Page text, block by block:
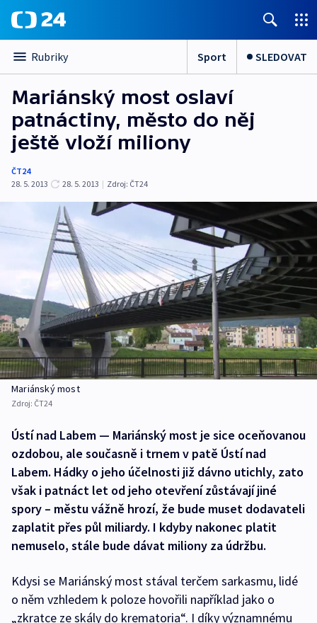
Rubriky Sport SLEDOVAT
Mariánský most oslaví
patnáctiny, město do něj
ještě vloží miliony
ČT24
28. 5. 2013
28. 5. 2013 | Zdroj: ČT24
Mariánský most
Zdroj: ČT24
Ústí nad Labem — Mariánský most je sice oceňovanou
ozdobou, ale současně i trnem v patě Ústí nad
Labem. Hádky o jeho účelnosti již dávno utichly, zato
však i patnáct let od jeho otevření zůstávají jiné
spory – městu vážně hrozí, že bude muset dodavateli
zaplatit přes půl miliardy. I kdyby nakonec platit
nemuselo, stále bude dávat miliony za údržbu.
Kdysi se Mariánský most stával terčem sarkasmu, lidé
o něm vzhledem k poloze hovořili například jako o
„zkratce ze skály do krematoria“. I díky významnému